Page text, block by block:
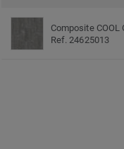
Composite COOL
Ref. 24625013